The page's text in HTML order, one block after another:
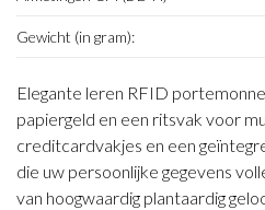
Gewicht (in gram):
Elegante leren RFID
papiergeld en een ritsvak voor
creditcardvakjes en een
die uw persoonlijke gegevens
van hoogwaardig plantaardig